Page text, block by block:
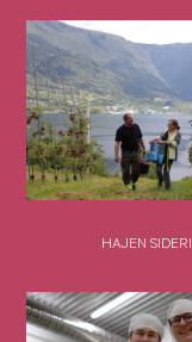
HAJEN SIDERI